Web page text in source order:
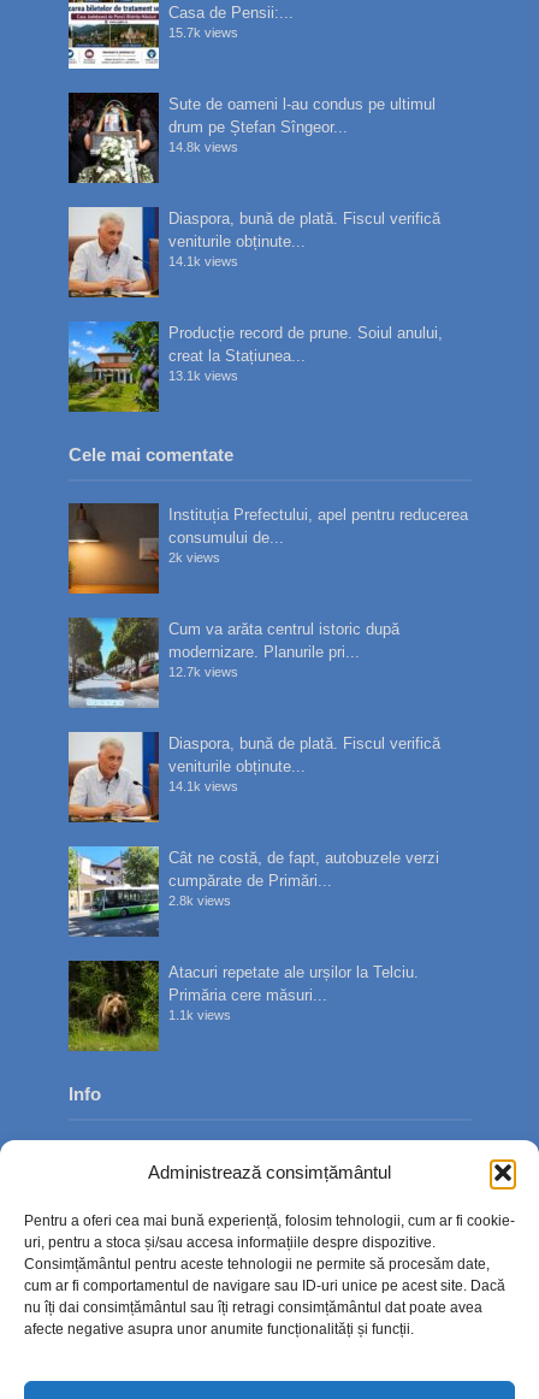
Administrează consimțământul
Pentru a oferi cea mai bună experiență, folosim tehnologii, cum ar fi cookie-
uri, pentru a stoca și/sau accesa informațiile despre dispozitive.
Consimțământul pentru aceste tehnologii ne permite să procesăm date,
cum ar fi comportamentul de navigare sau ID-uri unice pe acest site. Dacă
nu îți dai consimțământul sau îți retragi consimțământul dat poate avea
afecte negative asupra unor anumite funcționalități și funcții.
Casa de Pensii:...
15.7k views
Sute de oameni l-au condus pe ultimul
drum pe Ștefan Sîngeor...
14.8k views
Diaspora, bună de plată. Fiscul verifică
veniturile obținute...
14.1k views
Producție record de prune. Soiul anului,
creat la Stațiunea...
13.1k views
Cele mai comentate
Instituția Prefectului, apel pentru reducerea
consumului de...
2k views
Cum va arăta centrul istoric după
modernizare. Planurile pri...
12.7k views
Diaspora, bună de plată. Fiscul verifică
veniturile obținute...
14.1k views
Cât ne costă, de fapt, autobuzele verzi
cumpărate de Primări...
2.8k views
Atacuri repetate ale urșilor la Telciu.
Primăria cere măsuri...
1.1k views
Info
Contact
Politica de confidențialitate
Politică cookie-uri (UE)